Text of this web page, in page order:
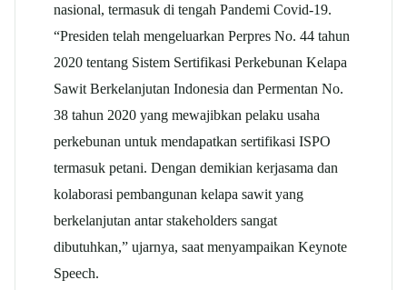
nasional, termasuk di tengah Pandemi Covid-19.
“Presiden telah mengeluarkan Perpres No. 44 tahun
2020 tentang Sistem Sertifikasi Perkebunan Kelapa
Sawit Berkelanjutan Indonesia dan Permentan No.
38 tahun 2020 yang mewajibkan pelaku usaha
perkebunan untuk mendapatkan sertifikasi ISPO
termasuk petani. Dengan demikian kerjasama dan
kolaborasi pembangunan kelapa sawit yang
berkelanjutan antar stakeholders sangat
dibutuhkan,” ujarnya, saat menyampaikan Keynote
Speech.